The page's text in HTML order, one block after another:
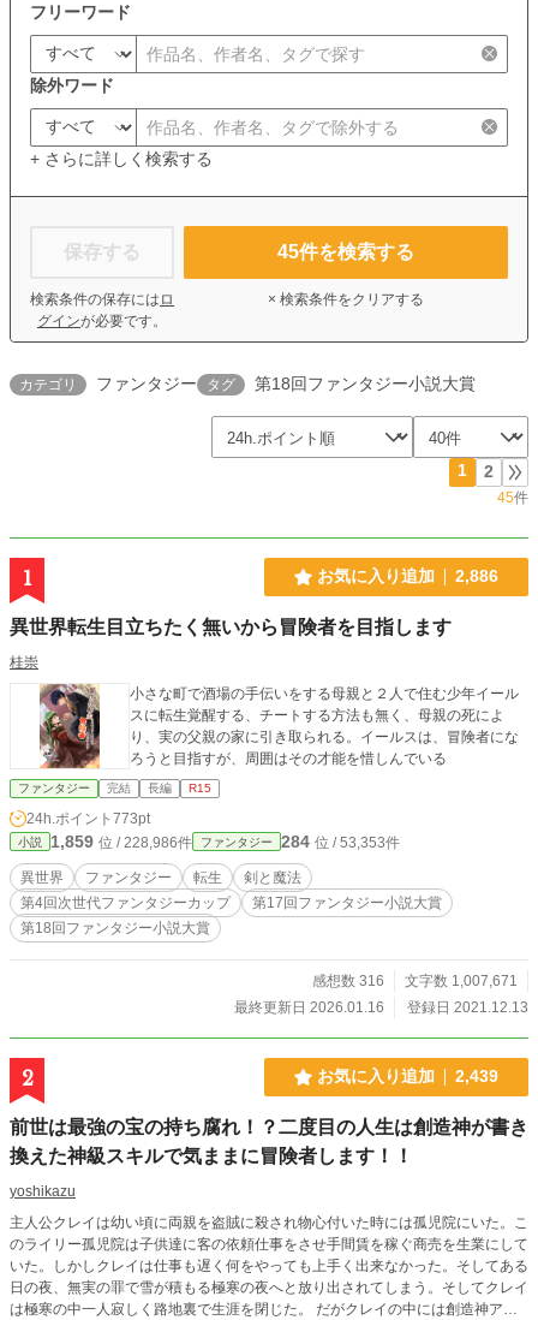
フリーワード
除外ワード
+ さらに詳しく検索する
保存する
検索条件の保存には ロ
グインが必要です。
45件を検索する
× 検索条件をクリアする
カテゴリ ファンタジー タグ 第18回ファンタジー小説大賞
1 2
45件
1 お気に入り追加 2,886
異世界転生目立ちたく無いから冒険者を目指します
桂崇
小さな町で酒場の手伝いをする母親と２人で住む少年イール
スに転生覚醒する、チートする方法も無く、母親の死によ
り、実の父親の家に引き取られる。イールスは、冒険者にな
ろうと目指すが、周囲はその才能を惜しんでいる
ファンタジー 完結 長編 R15
24h.ポイント 773pt
小説 1,859 位 / 228,986件 ファンタジー 284 位 / 53,353件
異世界 ファンタジー 転生
剣と魔法
第4回次世代ファンタジーカップ
第17回ファンタジー小説大賞
第18回ファンタジー小説大賞
感想数 316
文字数 1,007,671
最終更新日 2026.01.16
登録日 2021.12.13
2 お気に入り追加 2,439
前世は最強の宝の持ち腐れ！？二度目の人生は創造神が書き
換えた神級スキルで気ままに冒険者します！！
yoshikazu
主人公クレイは幼い頃に両親を盗賊に殺され物心付いた時には孤児院にいた。こ
のライリー孤児院は子供達に客の依頼仕事をさせ手間賃を稼ぐ商売を生業にして
いた。しかしクレイは仕事も遅く何をやっても上手く出来なかった。そしてある
日の夜、無実の罪で雪が積もる極寒の夜へと放り出されてしまう。そしてクレイ
は極寒の中一人寂しく路地裏で生涯を閉じた。 だがクレイの中には創造神アル